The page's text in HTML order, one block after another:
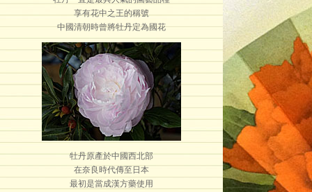
享有花中之王的稱號
中國清朝時曾將牡丹定為國花
牡丹原產於中國西北部
在奈良時代傳至日本
最初是當成漢方藥使用